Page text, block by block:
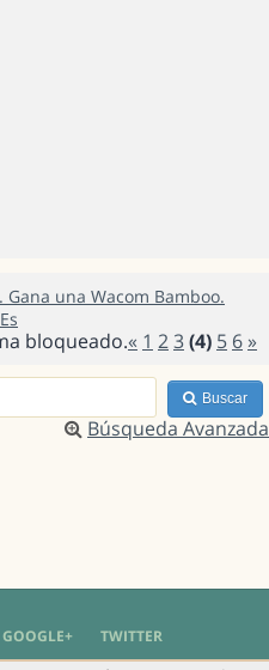
Gana una Wacom Bamboo.
« 1 23(4) 5 6 »
bloqueado.
Buscar
Búsqueda Avanzada
GOOGLE+ TWITTER